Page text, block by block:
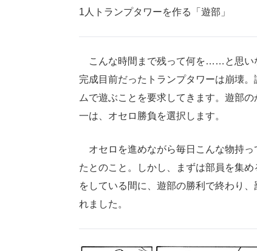
1人トランプタワーを作る「遊部」
こんな時間まで残って何を……と思い
完成目前だったトランプタワーは崩壊
ムで遊ぶことを要求してきます。遊部
一は、オセロ勝負を選択します。
オセロを進めながら毎日こんな物持っ
たとのこと。しかし、まずは部員を集
をしている間に、遊部の勝利で終わり
れました。